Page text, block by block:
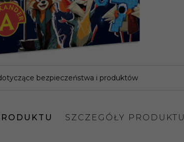
bezpieczeństwa i produktów
SZCZEGÓŁY PRODUKTU